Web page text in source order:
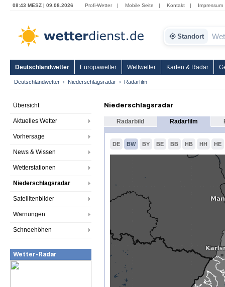
08:43 MESZ | 09.08.2026 Profi-Wetter | Mobile Seite | Kontakt | Impressum
Standort
Deutschlandwetter Europawetter Weltwetter Karten & Radar
Deutschlandwetter Niederschlagsradar Radarfilm
Übersicht
Aktuelles Wetter
Vorhersage
News & Wissen
Wetterstationen
Niederschlagsradar
Satellitenbilder
Warnungen
Schneehöhen
Wetter-Radar
Niederschlagsradar
Radarbild Radarfilm
DE BW BY BE BB HB HH HE